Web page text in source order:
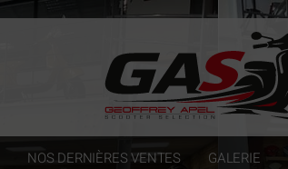
NOS DERNIÈRES VENTES GALERIE